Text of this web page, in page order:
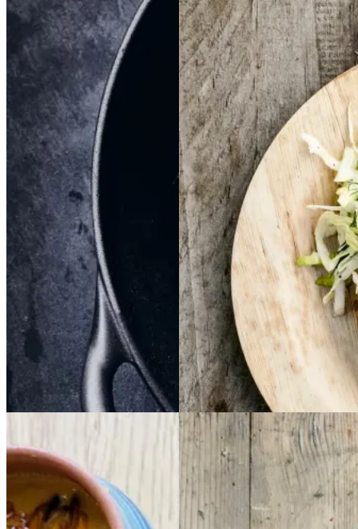
BraiseretBraiseret
oksetværreboksetvæ
rreb
Gem opskrift
Dansk mad
Vintermad
Aftensmad
FrikadellerFrikadell
er medmed
smørspidskål, smørsp
idskål,
kartoflerkartofler
ogog
sennepsdressingsenn
epsdressing
Gem opskrift
Aftensmad
Forårsmad
Sommermad
Dansk mad